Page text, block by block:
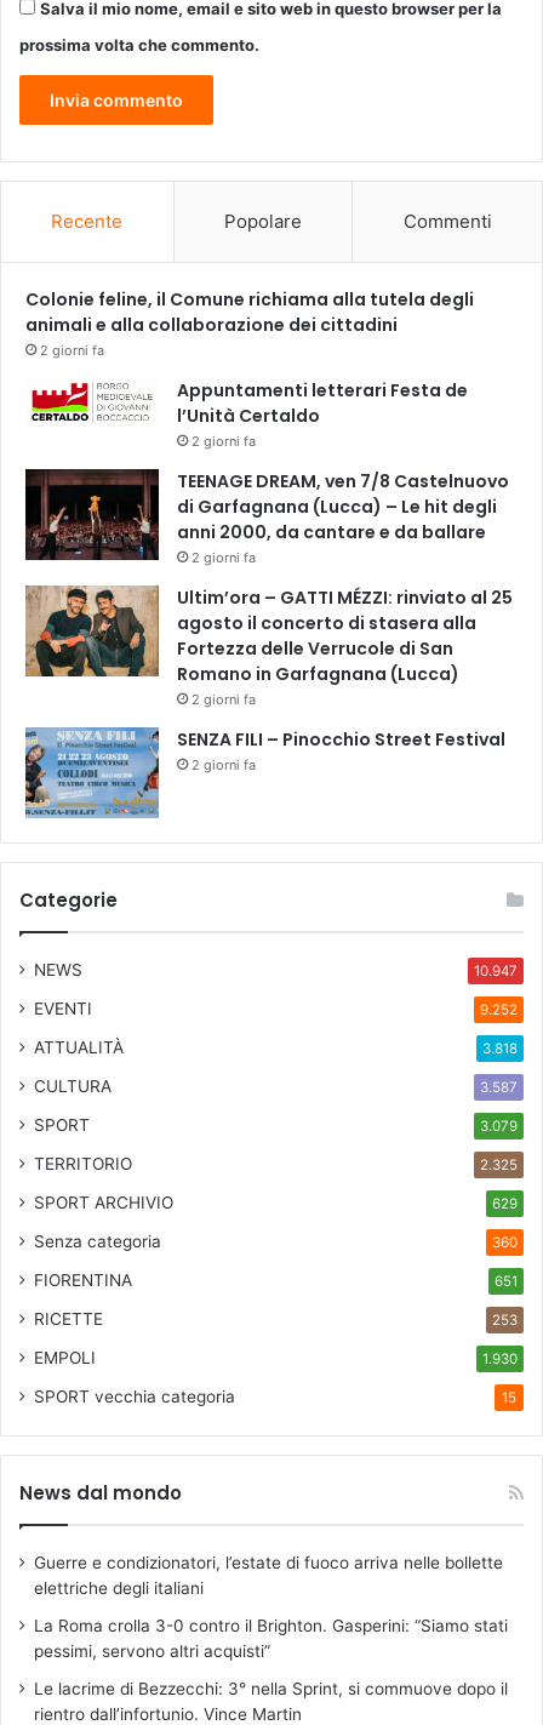
Salva il mio nome, email e sito web in questo browser per la
prossima volta che commento.
Recente Popolare Commenti
Colonie feline, il Comune richiama alla tutela degli
animali e alla collaborazione dei cittadini
2 giorni fa
Appuntamenti letterari Festa de
l’Unità Certaldo
2 giorni fa
TEENAGE DREAM, ven 7/8 Castelnuovo
di Garfagnana (Lucca) – Le hit degli
anni 2000, da cantare e da ballare
2 giorni fa
Ultim’ora – GATTI MÉZZI: rinviato al 25
agosto il concerto di stasera alla
Fortezza delle Verrucole di San
Romano in Garfagnana (Lucca)
2 giorni fa
SENZA FILI – Pinocchio Street Festival
2 giorni fa
Categorie
NEWS 10.947
EVENTI 9.252
ATTUALITÀ 3.818
CULTURA 3.587
SPORT 3.079
TERRITORIO 2.325
SPORT ARCHIVIO 629
Senza categoria 360
FIORENTINA 651
RICETTE 253
EMPOLI 1.930
SPORT vecchia categoria 15
News dal mondo
Guerre e condizionatori, l’estate di fuoco arriva nelle bollette
elettriche degli italiani
La Roma crolla 3-0 contro il Brighton. Gasperini: “Siamo stati
pessimi, servono altri acquisti”
Le lacrime di Bezzecchi: 3° nella Sprint, si commuove dopo il
rientro dall’infortunio. Vince Martin